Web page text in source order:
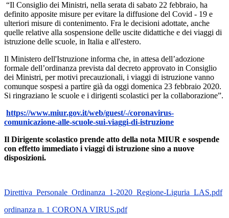
“Il Consiglio dei Ministri, nella serata di sabato 22 febbraio, ha
definito apposite misure per evitare la diffusione del Covid - 19 e
ulteriori misure di contenimento. Fra le decisioni adottate, anche
quelle relative alla sospensione delle uscite didattiche e dei viaggi di
istruzione delle scuole, in Italia e all'estero.
Il Ministero dell'Istruzione informa che, in attesa dell’adozione
formale dell’ordinanza prevista dal decreto approvato in Consiglio
dei Ministri, per motivi precauzionali, i viaggi di istruzione vanno
comunque sospesi a partire già da oggi domenica 23 febbraio 2020.
Si ringraziano le scuole e i dirigenti scolastici per la collaborazione”.
https://www.miur.gov.it/web/guest/-/coronavirus-
comunicazione-alle-scuole-sui-viaggi-di-istruzione
Il Dirigente scolastico prende atto della nota MIUR e sospende
con effetto immediato i viaggi di istruzione sino a nuove
disposizioni.
Direttiva_Personale_Ordinanza_1-2020_Regione-Liguria_LAS.pdf
ordinanza n. 1 CORONA VIRUS.pdf